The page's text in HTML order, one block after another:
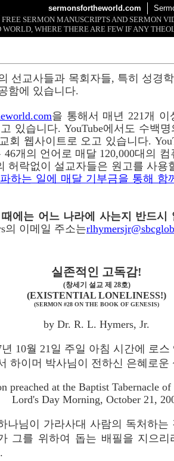
sermonsfortheworld.com
SERMON MANUSCRIPTS AND SERMON
WHERE THERE ARE FEW IF ANY
선교사들과 목회자들, 특히 성경
함에 있습니다.
을 통해서 매년 221개 이
있습니다. YouTube에서도 수백
회 웹사이트로 오고 있습니다.
개의 언어로 매달 120,000대의
허락없이 설교자들은 원고를 사용
하는 일에 매달 기부금을 통해 함
에는 어느 나라에 사는지 반드시
의 이메일 주소는
실존적인 고독감!
(창세기 설교 제 28호)
(EXISTENTIAL LONELINESS!)
(SERMON #28 ON THE BOOK OF GENESIS)
by Dr. R. L. Hymers, Jr.
10월 21일 주일 아침 시간에 로
하이머 박사님이 전하신 은혜로운
preached at the Baptist Tabernacle
Lord's Day Morning, October 21,
나님이 가라사대 사람의 독처하는
그를 위하여 돕는 배필을 지으리